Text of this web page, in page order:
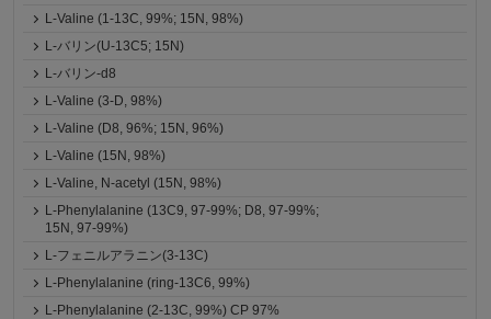
L-Valine (1-13C, 99%; 15N, 98%)
L-バリン(U-13C5; 15N)
L-バリン-d8
L-Valine (3-D, 98%)
L-Valine (D8, 96%; 15N, 96%)
L-Valine (15N, 98%)
L-Valine, N-acetyl (15N, 98%)
L-Phenylalanine (13C9, 97-99%; D8, 97-99%;
15N, 97-99%)
L-フェニルアラニン(3-13C)
L-Phenylalanine (ring-13C6, 99%)
L-Phenylalanine (2-13C, 99%) CP 97%